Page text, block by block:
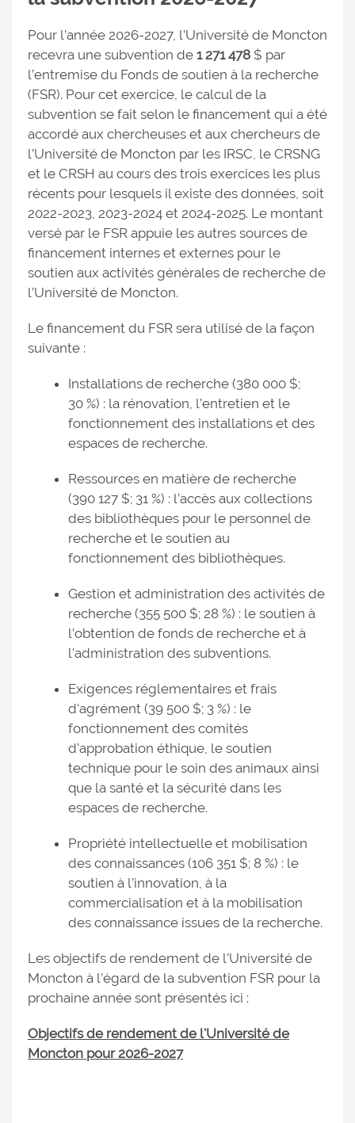
Pour l’année 2026-2027, l’Université de Moncton
recevra une subvention de 1 271 478 $ par
l’entremise du Fonds de soutien à la recherche
(FSR). Pour cet exercice, le calcul de la
subvention se fait selon le financement qui a été
accordé aux chercheuses et aux chercheurs de
l’Université de Moncton par les IRSC, le CRSNG
et le CRSH au cours des trois exercices les plus
récents pour lesquels il existe des données, soit
2022-2023, 2023-2024 et 2024-2025. Le montant
versé par le FSR appuie les autres sources de
financement internes et externes pour le
soutien aux activités générales de recherche de
l’Université de Moncton.
Le financement du FSR sera utilisé de la façon
suivante :
Installations de recherche (380 000 $;
30 %) : la rénovation, l’entretien et le
fonctionnement des installations et des
espaces de recherche.
Ressources en matière de recherche
(390 127 $; 31 %) : l’accès aux collections
des bibliothèques pour le personnel de
recherche et le soutien au
fonctionnement des bibliothèques.
Gestion et administration des activités de
recherche (355 500 $; 28 %) : le soutien à
l’obtention de fonds de recherche et à
l'administration des subventions.
Exigences réglementaires et frais
d'agrément (39 500 $; 3 %) : le
fonctionnement des comités
d’approbation éthique, le soutien
technique pour le soin des animaux ainsi
que la santé et la sécurité dans les
espaces de recherche.
Propriété intellectuelle et mobilisation
des connaissances (106 351 $; 8 %) : le
soutien à l’innovation, à la
commercialisation et à la mobilisation
des connaissance issues de la recherche.
Les objectifs de rendement de l’Université de
Moncton à l’égard de la subvention FSR pour la
prochaine année sont présentés ici :
Objectifs de rendement de l'Université de
Moncton pour 2026-2027